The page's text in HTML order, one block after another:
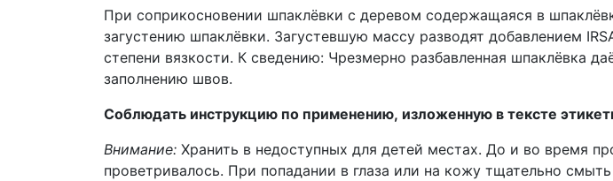
При соприкосновении шпаклёвки с деревом содержащаяся в
загустению шпаклёвки. Загустевшую массу разводят добавлением
степени вязкости. К сведению: Чрезмерно разбавленная шпаклёвка
заполнению швов.
Соблюдать инструкцию по применению, изложенную в тексте
Внимание: Хранить в недоступных для детей местах. До и во время
проветривалось. При попадании в глаза или на кожу тщательно